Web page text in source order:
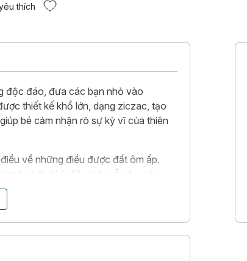
thích
độc đáo, đưa các bạn nhỏ vào
thiết kế khổ lớn, dạng ziczac, tạo
bé cảm nhận rõ sự kỳ vĩ của thiên
về những điều được đất ôm ấp.
bao thứ kỳ diệu, nào rễ cây, nào
chất, đá quý… và sâu tít bên trong
cùng tìm hiểu qua cuốn sách này!